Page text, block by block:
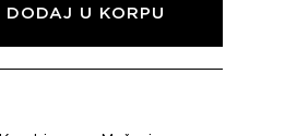
DODAJ U KORPU